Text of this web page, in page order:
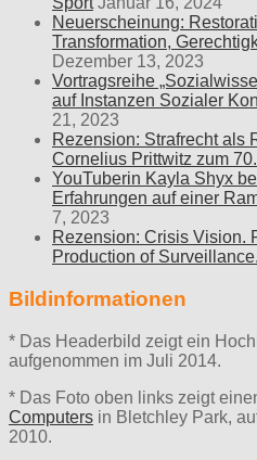
Neuerscheinung:
Transformation,
Dezember 13, 2023
Vortragsreihe
auf Instanzen Sozialer
21, 2023
Rezension: Strafrecht als
Cornelius Prittwitz zum
YouTuberin Kayla Shyx
Erfahrungen auf einer
7, 2023
Rezension: Crisis Vision.
Production of Surveillance.
Bildinformationen
* Das Headerbild zeigt ein
aufgenommen im Juli 2014.
* Das Foto oben links zeigt
Computers in Bletchley Park,
2010.